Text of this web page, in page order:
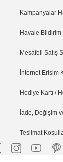
Kampanyalar
Havale Bildirim
Mesafeli Satış
İnternet Erişim
Hediye Kartı /
İade, Değişim
Teslimat